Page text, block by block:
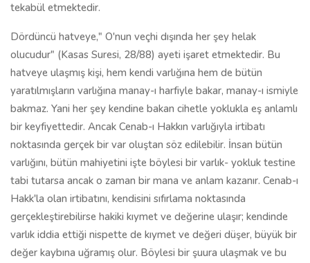
tekabül etmektedir.
Dördüncü hatveye," O'nun veçhi dışında her şey helak
olucudur" (Kasas Suresi, 28/88) ayeti işaret etmektedir. Bu
hatveye ulaşmış kişi, hem kendi varlığına hem de bütün
yaratılmışların varlığına manay-ı harfiyle bakar, manay-ı ismiyle
bakmaz. Yani her şey kendine bakan cihetle yoklukla eş anlamlı
bir keyfiyettedir. Ancak Cenab-ı Hakkın varlığıyla irtibatı
noktasında gerçek bir var oluştan söz edilebilir. İnsan bütün
varlığını, bütün mahiyetini işte böylesi bir varlık- yokluk testine
tabi tutarsa ancak o zaman bir mana ve anlam kazanır. Cenab-ı
Hakk'la olan irtibatını, kendisini sıfırlama noktasında
gerçekleştirebilirse hakiki kıymet ve değerine ulaşır; kendinde
varlık iddia ettiği nispette de kıymet ve değeri düşer, büyük bir
değer kaybına uğramış olur. Böylesi bir şuura ulaşmak ve bu